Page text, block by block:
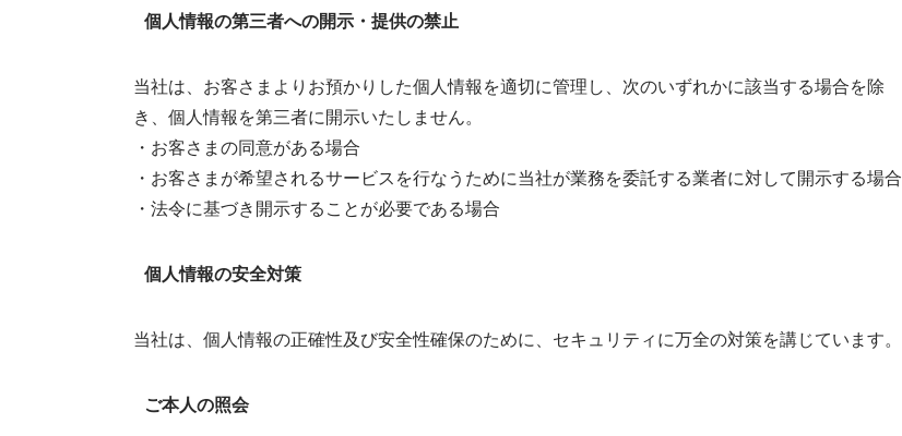
個人情報の第三者への開示・提供の禁止
当社は、お客さまよりお預かりした個人情報を適切に管理し、次のいずれかに該当する場合を除
き、個人情報を第三者に開示いたしません。
・お客さまの同意がある場合
・お客さまが希望されるサービスを行なうために当社が業務を委託する業者に対して開示する場合
・法令に基づき開示することが必要である場合
個人情報の安全対策
当社は、個人情報の正確性及び安全性確保のために、セキュリティに万全の対策を講じています。
ご本人の照会